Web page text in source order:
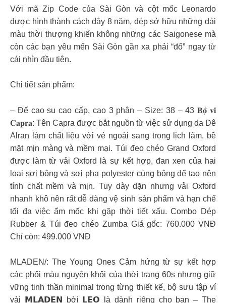
Với mã Zip Code của Sài Gòn và cột mốc Leonardo
được hình thành cách đây 8 năm, dép sở hữu những dải
màu thời thượng khiến không những các Saigonese mà
còn các bạn yêu mến Sài Gòn gần xa phải “đổ” ngay từ
cái nhìn đầu tiên.
Chi tiết sản phẩm:
– Đế cao su cao cấp, cao 3 phân – Size: 38 – 43 𝐁𝐨̣̂ 𝐯𝐢́
𝐂𝐚𝐩𝐫𝐚: Tên Capra được bắt nguồn từ việc sử dụng da Dê
Alran làm chất liệu với vẻ ngoài sang trọng lịch lãm, bề
mặt mịn màng và mềm mại. Túi đeo chéo Grand Oxford
được làm từ vải Oxford là sự kết hợp, đan xen của hai
loại sợi bông và sợi pha polyester cùng bông để tạo nên
tính chất mềm và mịn. Tuy dày dặn nhưng vải Oxford
nhanh khô nên rất dễ dàng vệ sinh sản phẩm và hạn chế
tối đa việc ẩm mốc khi gặp thời tiết xấu. Combo Dép
Rubber & Túi đeo chéo Zumba Giá gốc: 760.000 VNĐ
Chỉ còn: 499.000 VNĐ
MLADEN/: The Young Ones Cảm hứng từ sự kết hợp
các phối màu nguyên khối của thời trang 60s nhưng giữ
vững tinh thần minimal trong từng thiết kế, bộ sưu tập ví
vải 𝗠𝗟𝗔𝗗𝗘𝗡 bởi 𝗟𝗘𝗢 là dành riêng cho bạn – The